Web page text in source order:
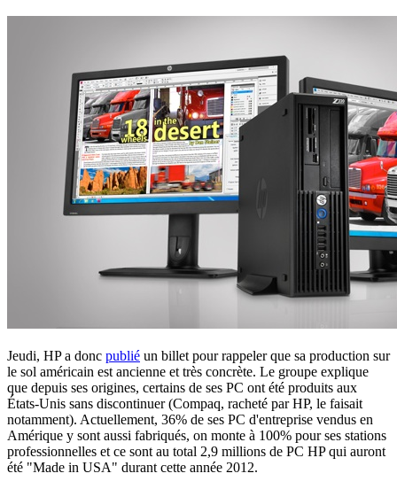
Jeudi, HP a donc publié un billet pour rappeler que sa production sur
le sol américain est ancienne et très concrète. Le groupe explique
que depuis ses origines, certains de ses PC ont été produits aux
États-Unis sans discontinuer (Compaq, racheté par HP, le faisait
notamment). Actuellement, 36% de ses PC d'entreprise vendus en
Amérique y sont aussi fabriqués, on monte à 100% pour ses stations
professionnelles et ce sont au total 2,9 millions de PC HP qui auront
été "Made in USA" durant cette année 2012.